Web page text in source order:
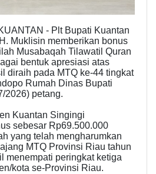
- Plt Bupati Kuantan
Muklisin memberikan bonus
Musabaqah Tilawatil Quran
bentuk apresiasi atas
diraih pada MTQ ke-44 tingkat
Rumah Dinas Bupati
2026) petang.
Kuantan Singingi
sebesar Rp69.500.000
yang telah mengharumkan
MTQ Provinsi Riau tahun
menempati peringkat ketiga
kota se-Provinsi Riau.